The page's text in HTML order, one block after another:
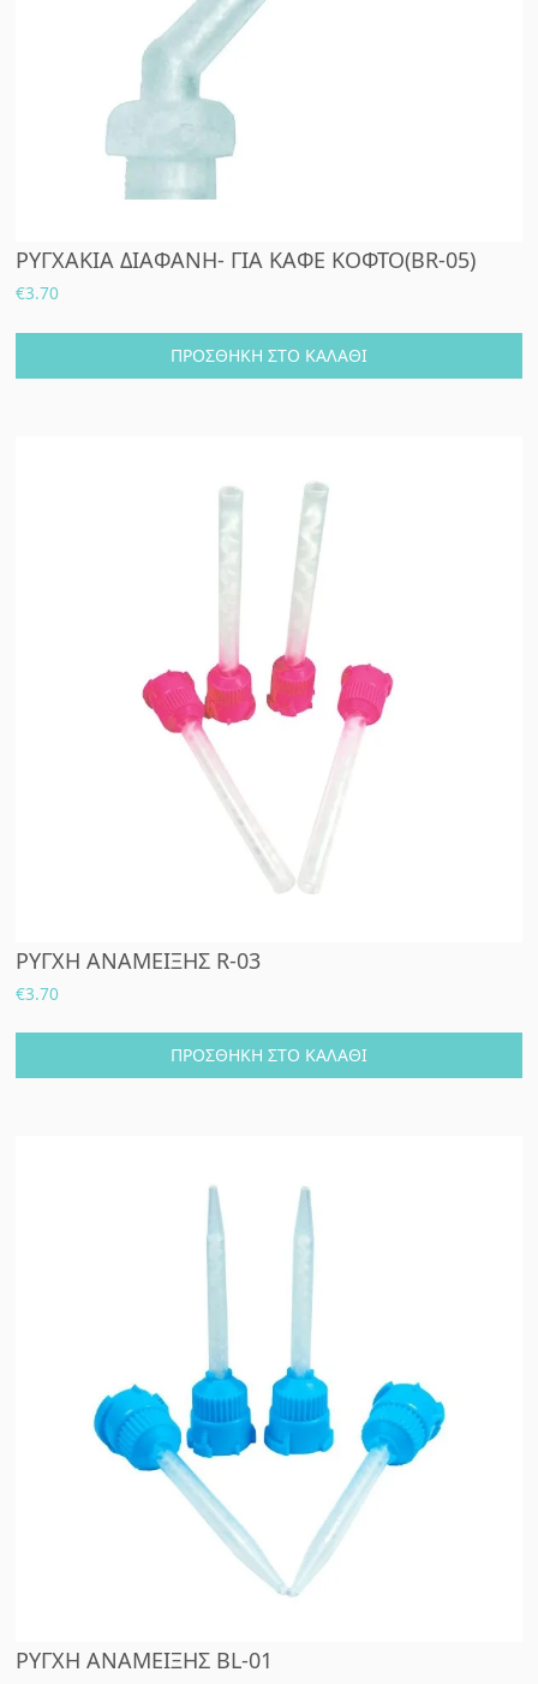
ΡΥΓΧΑΚΙΑ ΔΙΑΦΑΝΗ- ΓΙΑ ΚΑΦΕ ΚΟΦΤΟ(BR-05)
€3.70
ΠΡΟΣΘΉΚΗ ΣΤΟ ΚΑΛΆΘΙ
ΡΥΓΧΗ ΑΝΑΜΕΙΞΗΣ R-03
€3.70
ΠΡΟΣΘΉΚΗ ΣΤΟ ΚΑΛΆΘΙ
ΡΥΓΧΗ ΑΝΑΜΕΙΞΗΣ BL-01